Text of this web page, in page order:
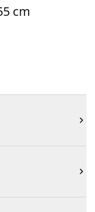
cm

